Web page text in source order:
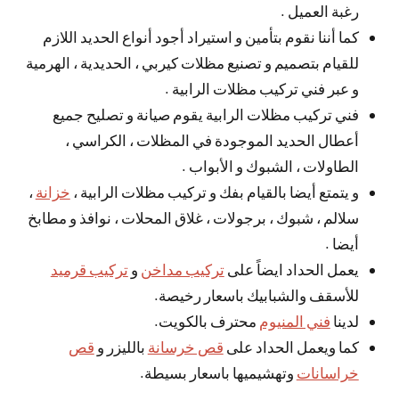
رغبة العميل .
كما أننا نقوم بتأمين و استيراد أجود أنواع الحديد اللازم
للقيام بتصميم و تصنيع مظلات كيربي ، الحديدية ، الهرمية
و عبر فني تركيب مظلات الرابية .
فني تركيب مظلات الرابية يقوم صيانة و تصليح جميع
أعطال الحديد الموجودة في المظلات ، الكراسي ،
الطاولات ، الشبوك و الأبواب .
و يتمتع أيضا بالقيام بفك و تركيب مظلات الرابية ، خزانة ،
سلالم ، شبوك ، برجولات ، غلاق المحلات ، نوافذ و مطابخ
أيضا .
يعمل الحداد ايضاً علىتركيب مداخن وتركيب قرميد
للأسقف والشبابيك باسعار رخيصة.
لدينا فني المنيوم محترف بالكويت.
كما ويعمل الحداد على قص خرسانة بالليزر و قص
خراسانات وتهشيميها باسعار بسيطة.